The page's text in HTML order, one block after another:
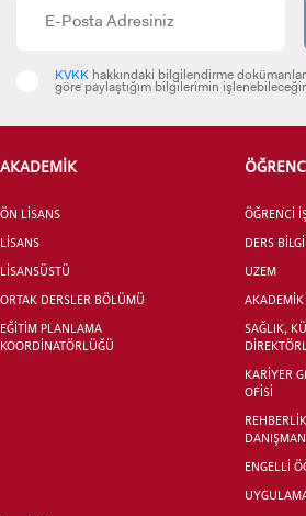
KVKK hakkındaki bilgilendirme
göre paylaştığım bilgilerimin
AKADEMİK
ÖN LİSANS
LİSANS
LİSANSÜSTÜ
ORTAK DERSLER BÖLÜMÜ
EĞİTİM PLANLAMA
KOORDİNATÖRLÜĞÜ
ÖĞRENCİ
DERS
UZEM
SAĞLIK,
KARİYER
OFİSİ
ENGELLİ